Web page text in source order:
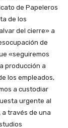
de Papeleros
de los
del cierre» a
de
«seguiremos
producción a
los empleados,
a custodiar
urgente al
través de una